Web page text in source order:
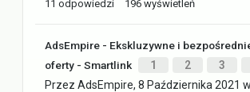
11 odpowiedzi 196 wyświetleń
AdsEmpire - Ekskluzywne i
oferty - Smartlink
1 2 3
Przez AdsEmpire, 8 Października 2021 w